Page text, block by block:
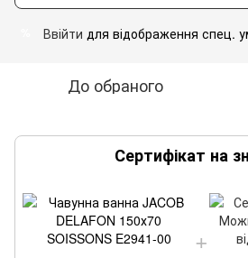
Ввійти для відображення спец.
До обраного
Сертифікат на